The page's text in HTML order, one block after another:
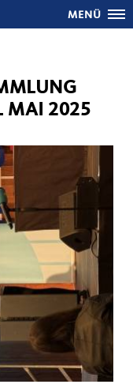
MENÜ
MAI 2025